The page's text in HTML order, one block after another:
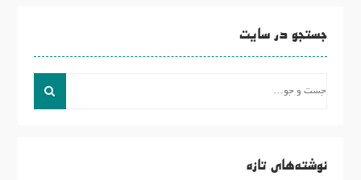
جستجو در سایت
نوشته‌های تازه